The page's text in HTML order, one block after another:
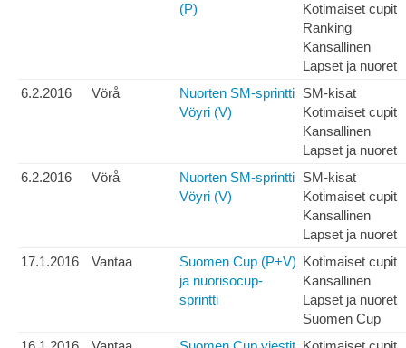
(P)
Kotimaiset cupit
Ranking
Kansallinen
Lapset ja nuoret
6.2.2016
Vörå
Nuorten SM-sprintti
Vöyri (V)
SM-kisat
Kotimaiset cupit
Kansallinen
Lapset ja nuoret
6.2.2016
Vörå
Nuorten SM-sprintti
Vöyri (V)
SM-kisat
Kotimaiset cupit
Kansallinen
Lapset ja nuoret
17.1.2016
Vantaa
Suomen Cup (P+V)
ja nuorisocup-
sprintti
Kotimaiset cupit
Kansallinen
Lapset ja nuoret
Suomen Cup